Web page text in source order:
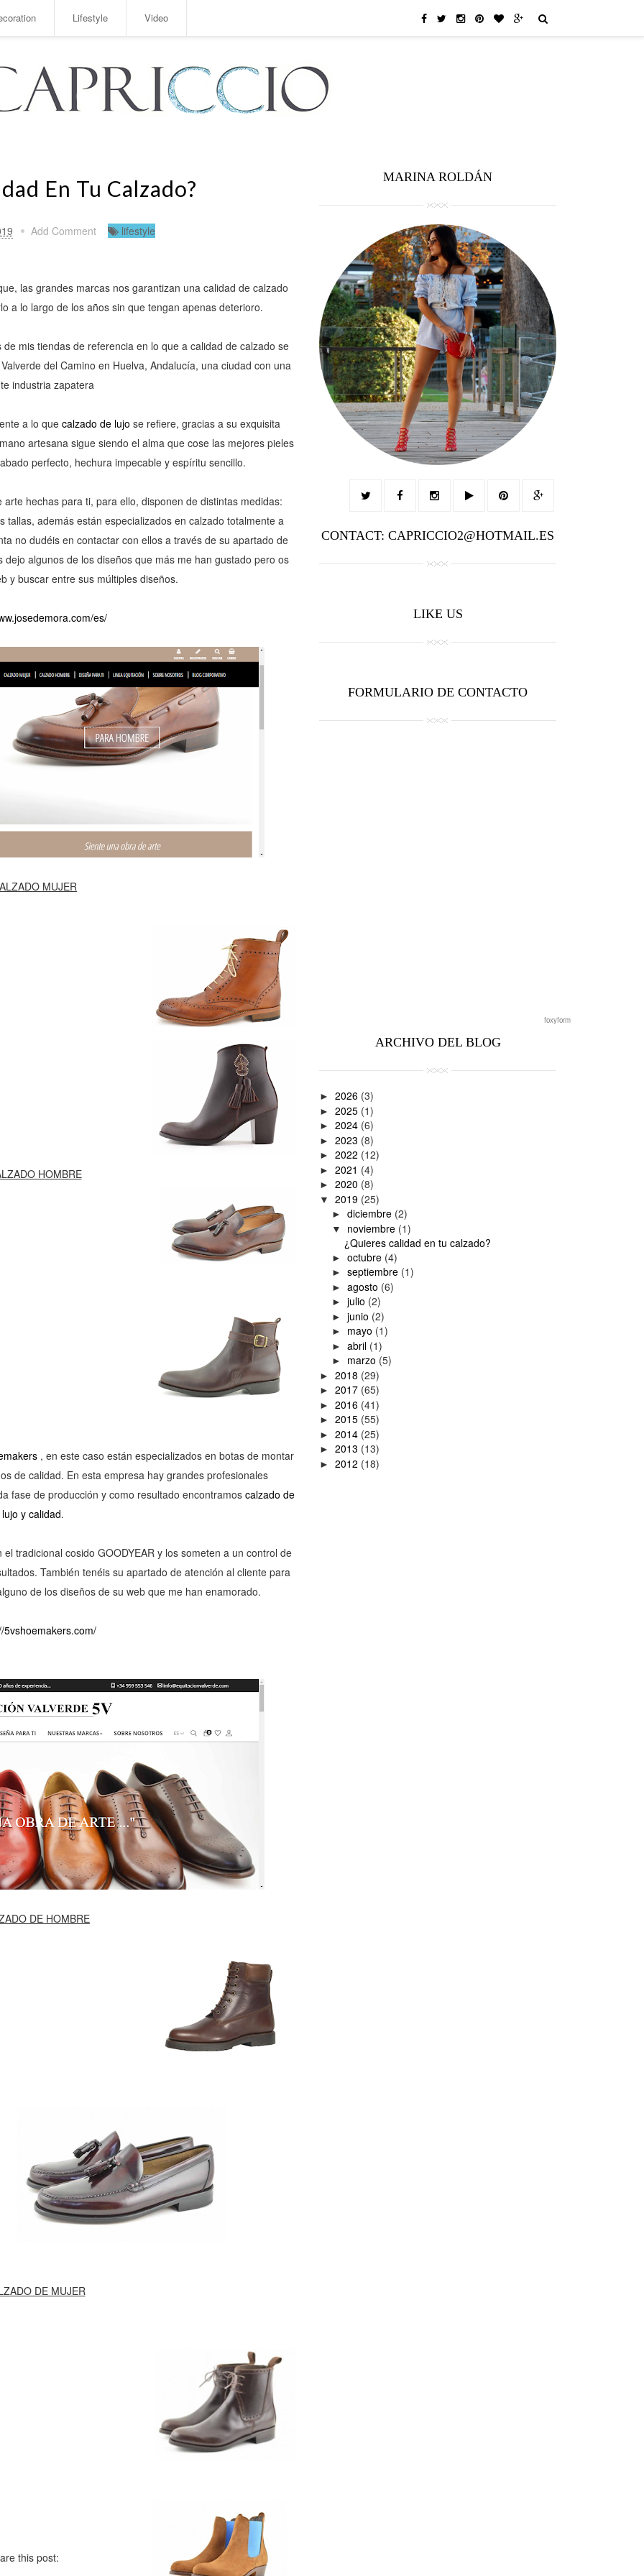
Lifestyle Video
En Tu Calzado?
Add Comment lifestyle
las grandes marcas nos garantizan una calidad de calzado
a lo largo de los años sin que tengan apenas deterioro.
mis tiendas de referencia en lo que a calidad de calzado se
del Camino en Huelva, Andalucía, una ciudad con una
industria zapatera
a lo que calzado de lujo se refiere, gracias a su exquisita
artesana sigue siendo el alma que cose las mejores pieles
perfecto, hechura impecable y espíritu sencillo.
hechas para ti, para ello, disponen de distintas medidas:
tallas, además están especializados en calzado totalmente a
no dudéisen contactar con ellos a travésde su apartado de
algunos de los diseños que más me han gustado pero os
y buscar entre sus múltiples diseños.
es/
MUJER
HOMBRE
, en este caso están especializadosen botas de montar
de calidad. En esta empresa hay grandes profesionales
fase de producción y como resultado encontramos calzado de
lujo y calidad.
tradicional cosido GOODYEAR y los someten a un control de
También tenéis su apartado de atención al cliente para
de los diseños de su web que me han enamorado.
5vshoemakers.com/
DE HOMBRE
DE MUJER
this post:
MARINA ROLDÁN
CONTACT: CAPRICCIO2@HOTMAIL.ES
LIKE US
FORMULARIO DE CONTACTO
foxyform
ARCHIVO DEL BLOG
► 2026 (3)
► 2025 (1)
► 2024 (6)
► 2023 (8)
► 2022 (12)
► 2021 (4)
► 2020 (8)
▼ 2019 (25)
► diciembre (2)
▼ noviembre (1)
¿Quieres calidad en tu calzado?
► octubre (4)
► septiembre (1)
► agosto (6)
► julio (2)
► junio (2)
► mayo (1)
► abril (1)
► marzo (5)
► 2018 (29)
► 2017 (65)
► 2016 (41)
► 2015 (55)
► 2014 (25)
► 2013 (13)
► 2012 (18)